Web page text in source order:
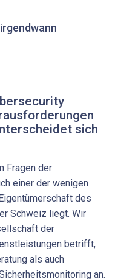
sich
Fragen der
einer der wenigen
des
Schweiz liegt. Wir
der
betrifft,
als auch
an.